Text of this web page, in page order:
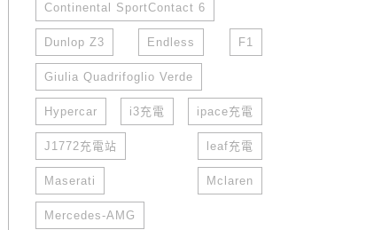
Continental SportContact 6
Dunlop Z3 Endless F1
Giulia Quadrifoglio Verde
Hypercar i3充電 ipace充電
J1772充電站 leaf充電
Maserati Mclaren
Mercedes-AMG